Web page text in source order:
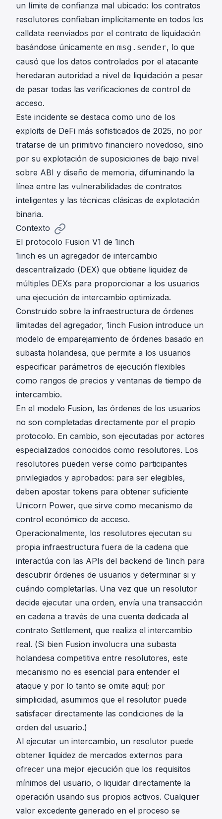
un límite de confianza mal ubicado: los contratos
resolutores confiaban implícitamente en todos los
calldata reenviados por el contrato de liquidación
basándose únicamente en msg.sender, lo que
causó que los datos controlados por el atacante
heredaran autoridad a nivel de liquidación a pesar
de pasar todas las verificaciones de control de
acceso.
Este incidente se destaca como uno de los
exploits de DeFi más sofisticados de 2025, no por
tratarse de un primitivo financiero novedoso, sino
por su explotación de suposiciones de bajo nivel
sobre ABI y diseño de memoria, difuminando la
línea entre las vulnerabilidades de contratos
inteligentes y las técnicas clásicas de explotación
binaria.
Contexto
El protocolo Fusion V1 de 1inch
1inch es un agregador de intercambio
descentralizado (DEX) que obtiene liquidez de
múltiples DEXs para proporcionar a los usuarios
una ejecución de intercambio optimizada.
Construido sobre la infraestructura de órdenes
limitadas del agregador, 1inch Fusion introduce un
modelo de emparejamiento de órdenes basado en
subasta holandesa, que permite a los usuarios
especificar parámetros de ejecución flexibles
como rangos de precios y ventanas de tiempo de
intercambio.
En el modelo Fusion, las órdenes de los usuarios
no son completadas directamente por el propio
protocolo. En cambio, son ejecutadas por actores
especializados conocidos como resolutores. Los
resolutores pueden verse como participantes
privilegiados y aprobados: para ser elegibles,
deben apostar tokens para obtener suficiente
Unicorn Power, que sirve como mecanismo de
control económico de acceso.
Operacionalmente, los resolutores ejecutan su
propia infraestructura fuera de la cadena que
interactúa con las APIs del backend de 1inch para
descubrir órdenes de usuarios y determinar si y
cuándo completarlas. Una vez que un resolutor
decide ejecutar una orden, envía una transacción
en cadena a través de una cuenta dedicada al
contrato Settlement, que realiza el intercambio
real. (Si bien Fusion involucra una subasta
holandesa competitiva entre resolutores, este
mecanismo no es esencial para entender el
ataque y por lo tanto se omite aquí; por
simplicidad, asumimos que el resolutor puede
satisfacer directamente las condiciones de la
orden del usuario.)
Al ejecutar un intercambio, un resolutor puede
obtener liquidez de mercados externos para
ofrecer una mejor ejecución que los requisitos
mínimos del usuario, o liquidar directamente la
operación usando sus propios activos. Cualquier
valor excedente generado en el proceso se